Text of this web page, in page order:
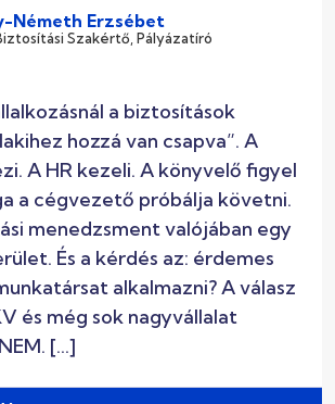
Németh Erzsébet
Szakértő, Pályázatíró
a biztosítások
hozzá van csapva”. A
A HR kezeli. A könyvelő figyel
a cégvezető próbálja követni.
menedzsment valójában egy
És a kérdés az: érdemes
alkalmazni? A válasz
és még sok nagyvállalat
[…]